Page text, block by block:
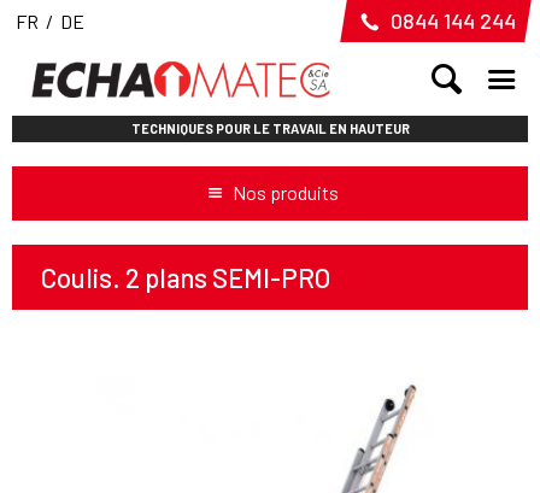
FR / DE 0844 144 244
TECHNIQUES POUR LE TRAVAIL EN HAUTEUR
Nos produits
Coulis. 2 plans SEMI-PRO